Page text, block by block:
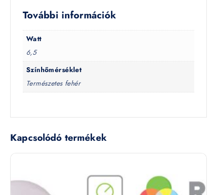
További információk
Watt
6,5
Színhőmérséklet
Természetes fehér
Kapcsolódó termékek